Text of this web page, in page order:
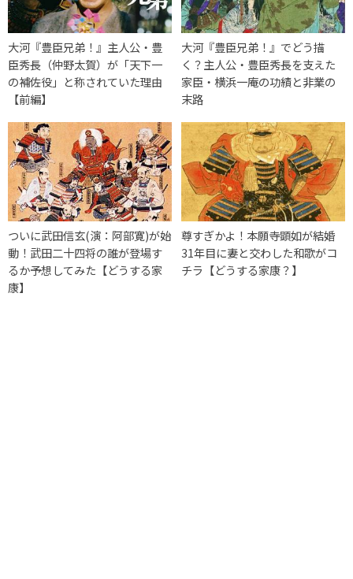
大河『豊臣兄弟！』主人公・豊
臣秀長（仲野太賀）が「天下一
の補佐役」と称されていた理由
【前編】
大河『豊臣兄弟！』でどう描
く？主人公・豊臣秀長を支えた
家臣・横浜一庵の功績と非業の
末路
ついに武田信玄(演：阿部寛)が始
動！武田二十四将の誰が登場す
るか予想してみた【どうする家
康】
尊すぎかよ！本願寺顕如が結婚
31年目に妻と交わした和歌がコ
チラ【どうする家康？】